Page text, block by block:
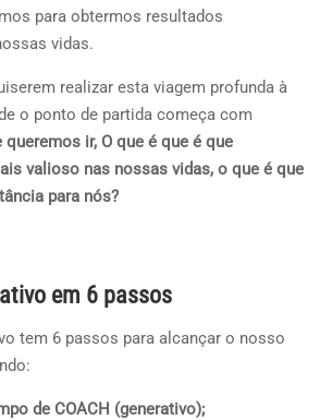
para obtermos resultados
vidas.
realizar esta viagem profunda à
o ponto de partida começa com
queremos ir, O que é que é que
valioso nas nossas vidas, o que é que
para nós?
em 6 passos
tem 6 passos para alcançar o nosso
de COACH (generativo);